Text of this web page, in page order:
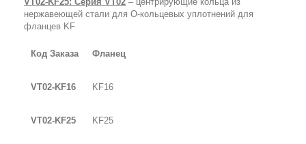
нержавеющей стали для О-кольцевых уплотнений для
фланцев KF
Код Заказа Фланец
VT02-KF16 KF16
VT02-KF25 KF25